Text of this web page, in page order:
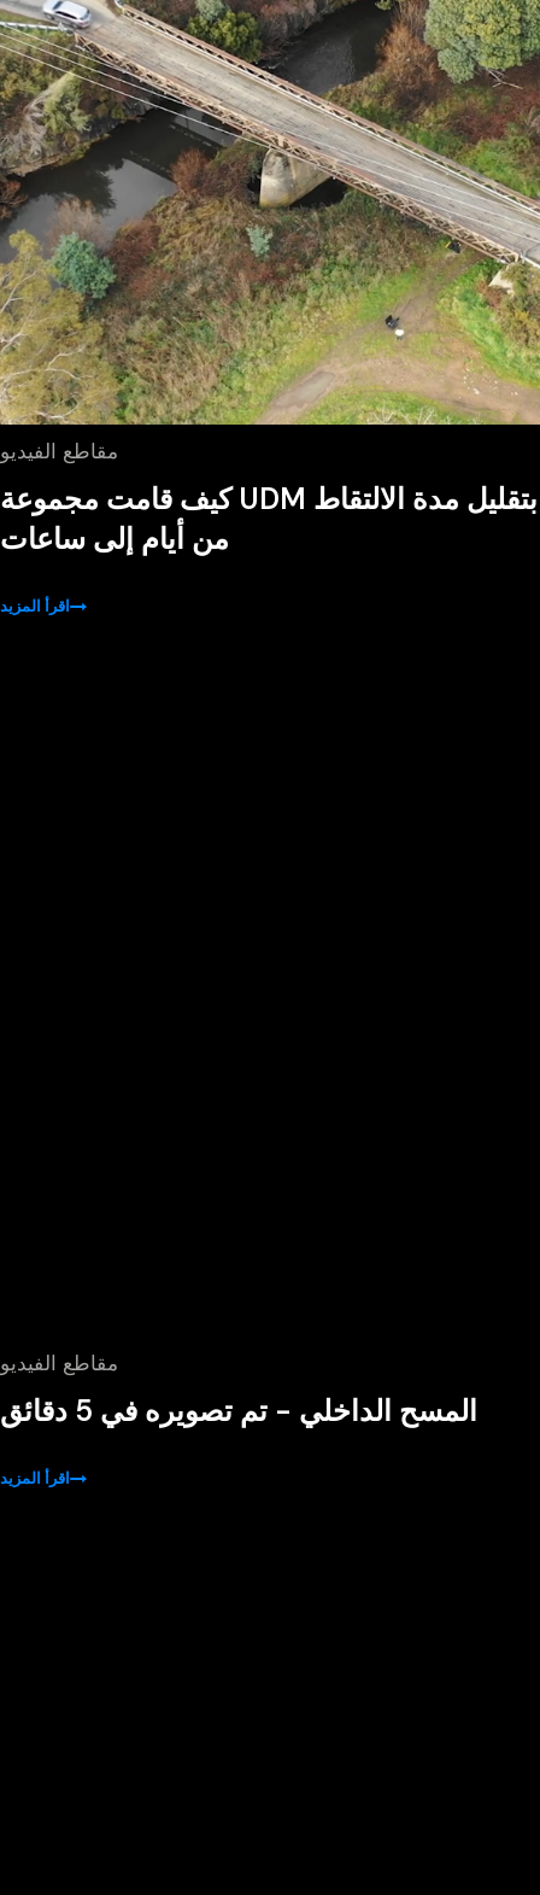
مقاطع الفيديو
كيف قامت مجموعة UDM بتقليل مدة الالتقاط
من أيام إلى ساعات
اقرأ المزيد
مقاطع الفيديو
المسح الداخلي - تم تصويره في 5 دقائق
اقرأ المزيد